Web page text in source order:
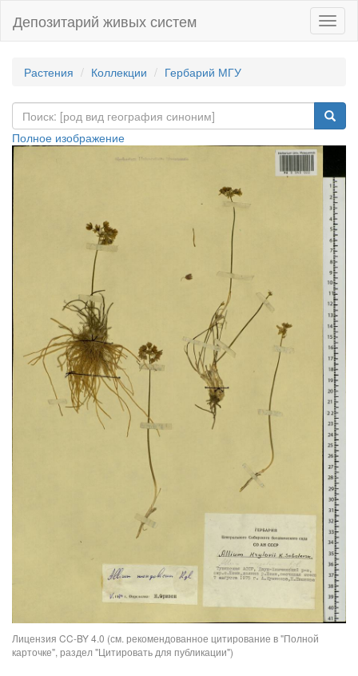
Депозитарий живых систем
Растения Коллекции Гербарий МГУ
Полное изображение
Лицензия CC-BY 4.0 (см. рекомендованное цитирование в "Полной
карточке", раздел "Цитировать для публикации")